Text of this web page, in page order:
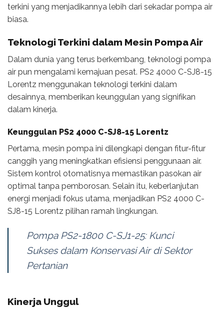
terkini yang menjadikannya lebih dari sekadar pompa air
biasa.
Teknologi Terkini dalam Mesin Pompa Air
Dalam dunia yang terus berkembang, teknologi pompa
air pun mengalami kemajuan pesat. PS2 4000 C-SJ8-15
Lorentz menggunakan teknologi terkini dalam
desainnya, memberikan keunggulan yang signifikan
dalam kinerja.
Keunggulan PS2 4000 C-SJ8-15 Lorentz
Pertama, mesin pompa ini dilengkapi dengan fitur-fitur
canggih yang meningkatkan efisiensi penggunaan air.
Sistem kontrol otomatisnya memastikan pasokan air
optimal tanpa pemborosan. Selain itu, keberlanjutan
energi menjadi fokus utama, menjadikan PS2 4000 C-
SJ8-15 Lorentz pilihan ramah lingkungan.
Pompa PS2-1800 C-SJ1-25: Kunci
Sukses dalam Konservasi Air di Sektor
Pertanian
Kinerja Unggul